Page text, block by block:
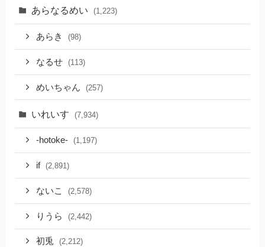
あらなるめい (1,223)
あらき (98)
なるせ (113)
めいちゃん (257)
いれいす (7,934)
-hotoke- (1,197)
if (2,891)
ないこ (2,578)
りうら (2,442)
初兎 (2,212)